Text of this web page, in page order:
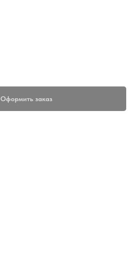
Оформить заказ